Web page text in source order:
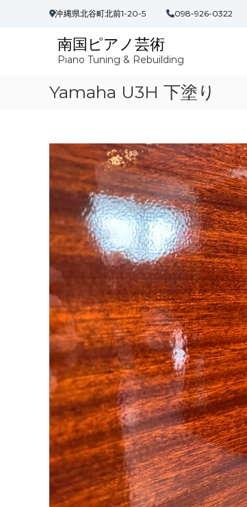
沖縄県北谷町北前1-20-5 098-926-0322
南国ピアノ芸術
Piano Tuning & Rebuilding
Yamaha U3H 下塗り